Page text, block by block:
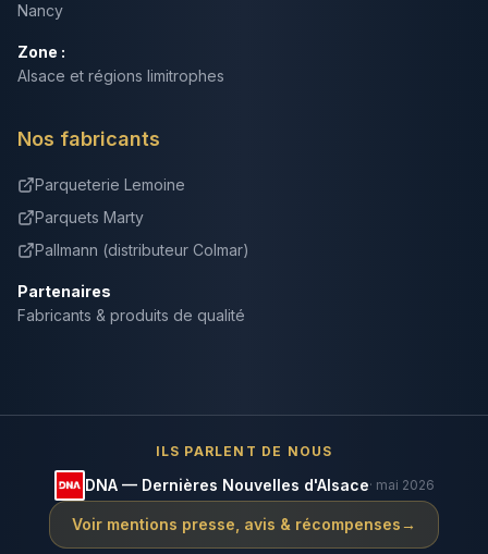
Nancy
Zone :
Alsace et régions limitrophes
Nos fabricants
Parqueterie Lemoine
Parquets Marty
Pallmann (distributeur Colmar)
Partenaires
Fabricants & produits de qualité
ILS PARLENT DE NOUS
DNA — Dernières Nouvelles d'Alsace· mai 2026
Voir mentions presse, avis & récompenses→